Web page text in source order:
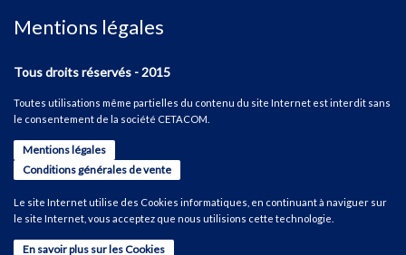
Mentions légales
Tous droits réservés - 2015
Toutes utilisations même partielles du contenu du site Internet est interdit sans
le consentement de la société CETACOM.
Mentions légales
Conditions générales de vente
Le site Internet utilise des Cookies informatiques, en continuant à naviguer sur
le site Internet, vous acceptez que nous utilisions cette technologie.
En savoir plus sur les Cookies